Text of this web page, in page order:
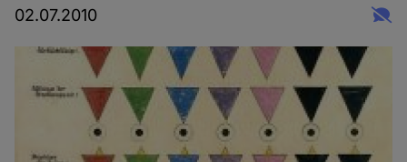
02.07.2010